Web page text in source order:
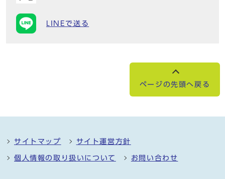
LINEで送る
ページの先頭へ戻る
サイトマップ サイト運営方針
個人情報の取り扱いについて お問い合わせ